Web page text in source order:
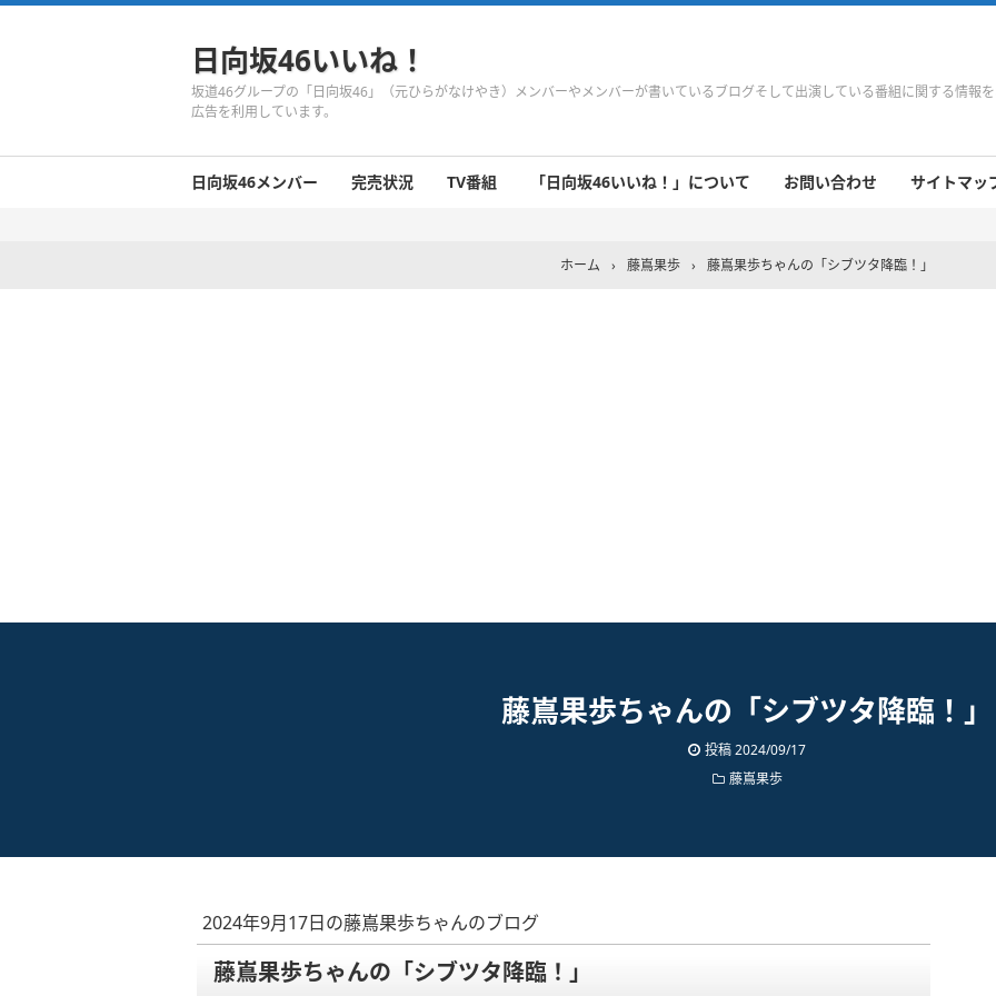
日向坂46いいね！
坂道46グループの「日向坂46」（元ひらがなけやき）メンバーやメンバーが書いているブログそして出演している番組に関する情報
広告を利用しています。
日向坂46メンバー 完売状況 TV番組 「日向坂46いいね！」について お問い合わせ サイトマッ
ホーム › 藤嶌果歩 › 藤嶌果歩ちゃんの「シブツタ降臨！」
藤嶌果歩ちゃんの「シブツタ降臨！」
投稿2024/09/17
藤嶌果歩
2024年9月17日の藤嶌果歩ちゃんのブログ
藤嶌果歩ちゃんの「シブツタ降臨！」